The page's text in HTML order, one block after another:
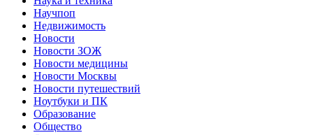
Научпоп
Недвижимость
Новости
Новости ЗОЖ
Новости медицины
Новости Москвы
Новости путешествий
Ноутбуки и ПК
Образование
Общество